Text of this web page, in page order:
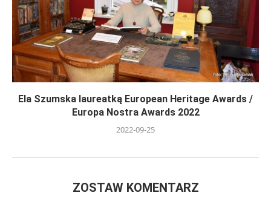
Ela Szumska laureatką European Heritage Awards /
Europa Nostra Awards 2022
2022-09-25
ZOSTAW KOMENTARZ